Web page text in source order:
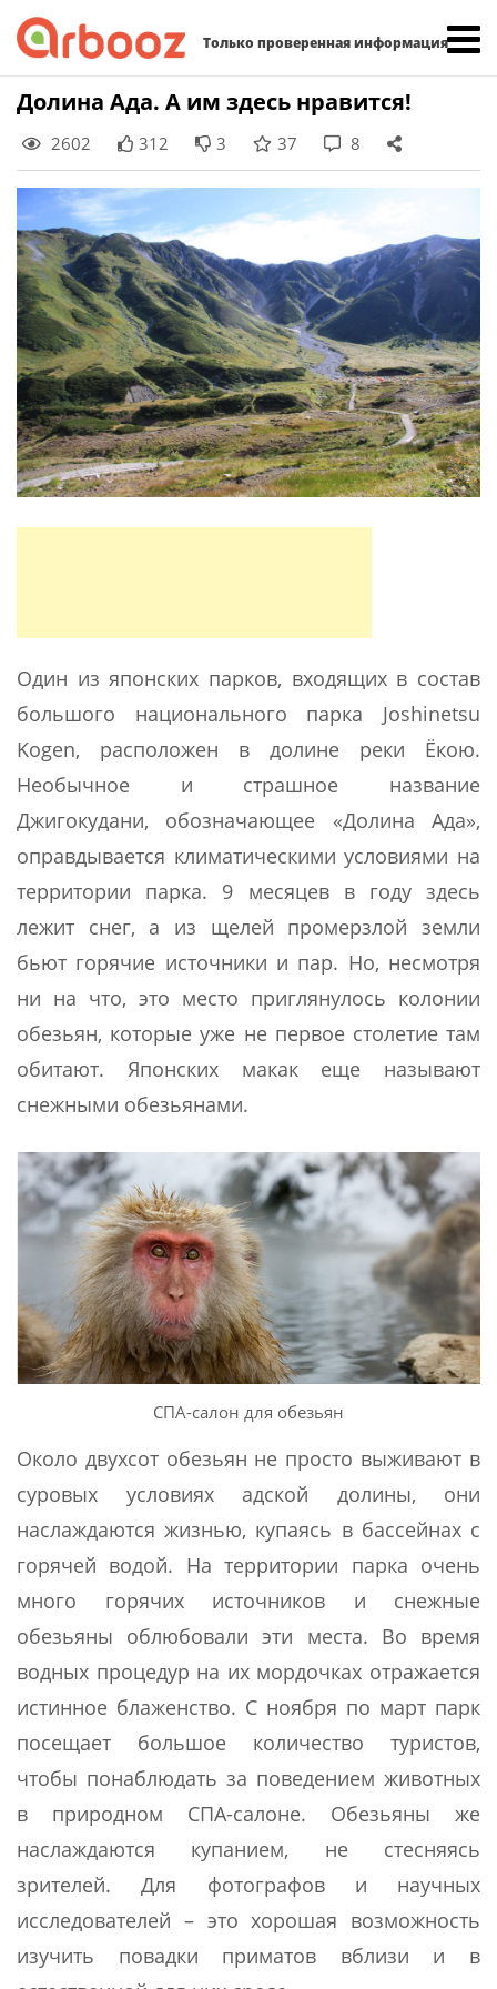
Только проверенная информация
Skip
to
content
Долина Ада. А им здесь нравится!
2602 312 3 37 8
Один из японских парков, входящих в состав
большого национального парка Joshinetsu
Kogen, расположен в долине реки Ёкою.
Необычное и страшное название
Джигокудани, обозначающее «Долина Ада»,
оправдывается климатическими условиями на
территории парка. 9 месяцев в году здесь
лежит снег, а из щелей промерзлой земли
бьют горячие источники и пар. Но, несмотря
ни на что, это место приглянулось колонии
обезьян, которые уже не первое столетие там
обитают. Японских макак еще называют
снежными обезьянами.
СПА-салон для обезьян
Около двухсот обезьян не просто выживают в
суровых условиях адской долины, они
наслаждаются жизнью, купаясь в бассейнах с
горячей водой. На территории парка очень
много горячих источников и снежные
обезьяны облюбовали эти места. Во время
водных процедур на их мордочках отражается
истинное блаженство. С ноября по март парк
посещает большое количество туристов,
чтобы понаблюдать за поведением животных
в природном СПА-салоне. Обезьяны же
наслаждаются купанием, не стесняясь
зрителей. Для фотографов и научных
исследователей – это хорошая возможность
изучить повадки приматов вблизи и в
Найти: